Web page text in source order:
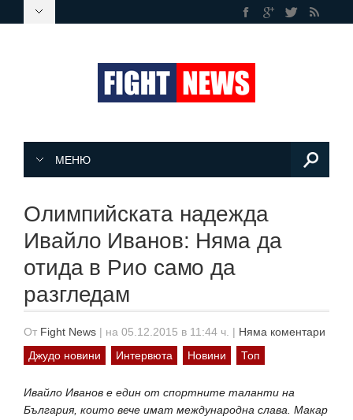
МЕНЮ
Олимпийската надежда
Ивайло Иванов: Няма да
отида в Рио само да
разгледам
От Fight News | на 05.12.2015 в 11:44 ч. | Няма коментари
Джудо новини
Интервюта Новини Топ
Ивайло Иванов е един от спортните таланти на
България, които вече имат международна слава. Макар